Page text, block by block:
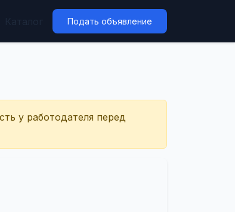
Подать объявление
у работодателя перед